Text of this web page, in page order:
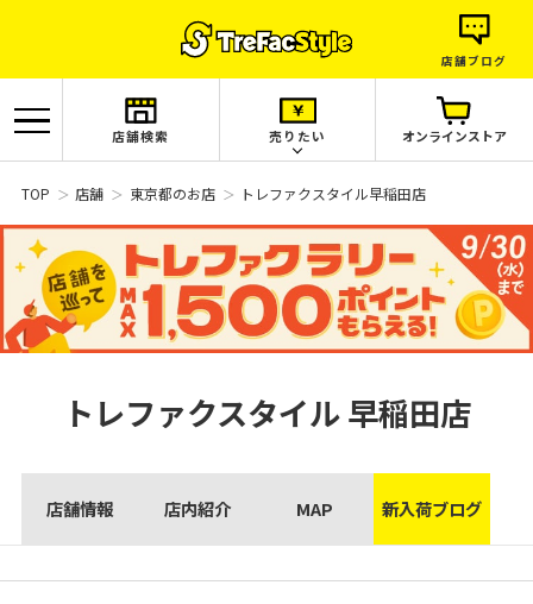
店舗ブログ
店舗検索 売りたい オンラインストア
TOP 店舗 東京都のお店 トレファクスタイル早稲田店
トレファクスタイル早稲田店
店舗情報 店内紹介 MAP 新入荷ブログ